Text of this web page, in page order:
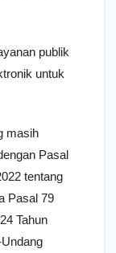
publik
untuk
masih
Pasal
tentang
Pasal 79
Tahun